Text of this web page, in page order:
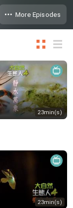
More Episodes
23min(s)
23min(s)